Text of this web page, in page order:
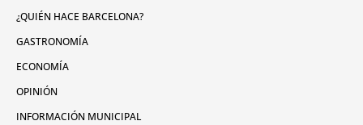
¿QUIÉN HACE BARCELONA?
GASTRONOMÍA
ECONOMÍA
OPINIÓN
INFORMACIÓN MUNICIPAL